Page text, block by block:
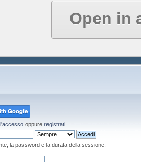
Open in
oppure registrati
la password e la durata della sessione.